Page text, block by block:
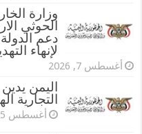
وزارة
الحوثي
دعم
لإنهاء
أغسطس 7, 2026
اليمن
التجارية
أغسطس 5, 2026